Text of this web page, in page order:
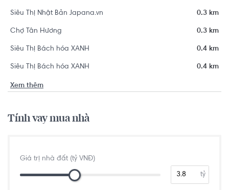
Siêu Thị Nhật Bản Japana.vn 0.3 km
Chợ Tân Hương 0.3 km
Siêu Thị Bách hóa XANH 0.4 km
Siêu Thị Bách hóa XANH 0.4 km
Xem thêm
Tính vay mua nhà
Giá trị nhà đất (tỷ VNĐ)
tỷ